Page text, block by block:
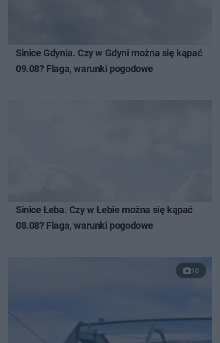
Sinice Gdynia. Czy w Gdyni można się kąpać
09.08? Flaga, warunki pogodowe
Sinice Łeba. Czy w Łebie można się kąpać
08.08? Flaga, warunki pogodowe
10